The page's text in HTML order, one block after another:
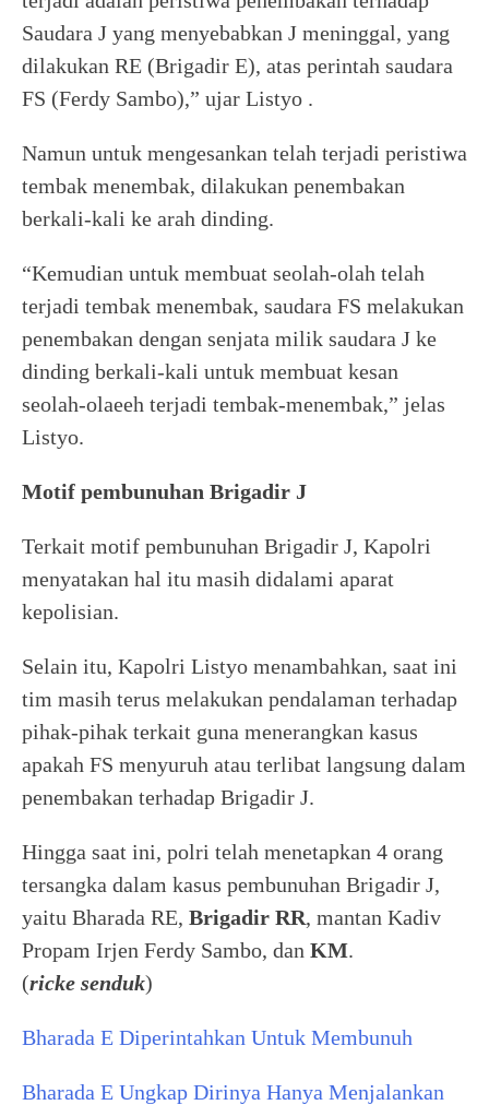
Saudara J yang menyebabkan J meninggal, yang
dilakukan RE (Brigadir E), atas perintah saudara
FS (Ferdy Sambo),” ujar Listyo .
Namun untuk mengesankan telah terjadi peristiwa
tembak menembak, dilakukan penembakan
berkali-kali ke arah dinding.
“Kemudian untuk membuat seolah-olah telah
terjadi tembak menembak, saudara FS melakukan
penembakan dengan senjata milik saudara J ke
dinding berkali-kali untuk membuat kesan
seolah-olaeeh terjadi tembak-menembak,” jelas
Listyo.
Motif pembunuhan Brigadir J
Terkait motif pembunuhan Brigadir J, Kapolri
menyatakan hal itu masih didalami aparat
kepolisian.
Selain itu, Kapolri Listyo menambahkan, saat ini
tim masih terus melakukan pendalaman terhadap
pihak-pihak terkait guna menerangkan kasus
apakah FS menyuruh atau terlibat langsung dalam
penembakan terhadap Brigadir J.
Hingga saat ini, polri telah menetapkan 4 orang
tersangka dalam kasus pembunuhan Brigadir J,
yaitu Bharada RE, Brigadir RR, mantan Kadiv
Propam Irjen Ferdy Sambo, dan KM.
(ricke senduk)
Bharada E Diperintahkan Untuk Membunuh
Bharada E Ungkap Dirinya Hanya Menjalankan